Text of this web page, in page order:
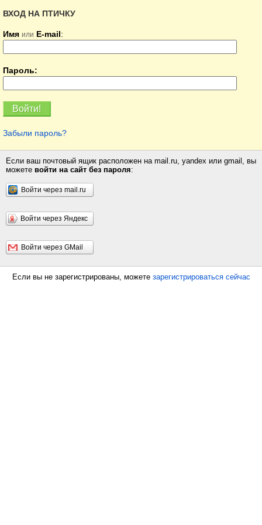
ВХОД НА ПТИЧКУ
Имя или E-mail:
Пароль:
Забыли пароль?
Если ваш почтовый ящик расположен на mail.ru, yandex или gmail, вы
можете войти на сайт без пароля:
Войти через mail.ru
Войти через Яндекс
Войти через GMail
Если вы не зарегистрированы, можете зарегистрироваться сейчас